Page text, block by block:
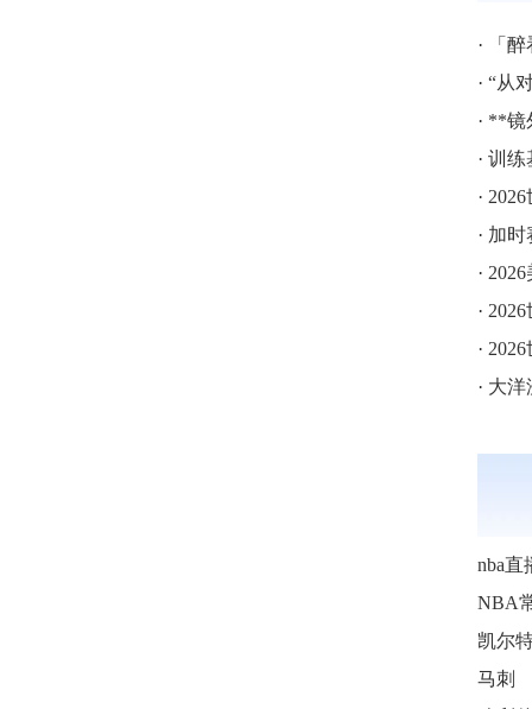
·
「
· “从
· **镜
· 训练
· 2026
· 加时
· 2026
·
· 2026
· 大洋
nba直
NBA
马刺